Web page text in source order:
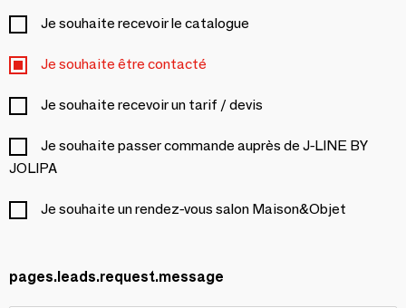
Je souhaite recevoir le catalogue
Je souhaite être contacté
Je souhaite recevoir un tarif / devis
Je souhaite passer commande auprès de J-LINE BY
JOLIPA
Je souhaite un rendez-vous salon Maison&Objet
pages.leads.request.message